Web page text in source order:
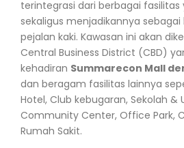
terintegrasi dari berbagai fasilitas
sekaligus menjadikannya
pejalan kaki. Kawasan ini akan
Central Business District (CBD)
kehadiran Summarecon Mall
dan beragam fasilitas lainnya
Hotel, Club kebugaran, Sekolah &
Community Center, Office Park,
Rumah Sakit.